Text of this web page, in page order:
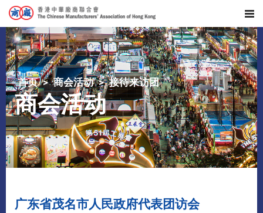
首页 商会活动 接待来访团
商会活动
广东省茂名市人民政府代表团访会